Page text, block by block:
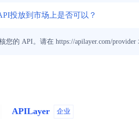
投放到市场上是否可以？
您的 API。请在 https://apilayer.com/
APILayer 企业